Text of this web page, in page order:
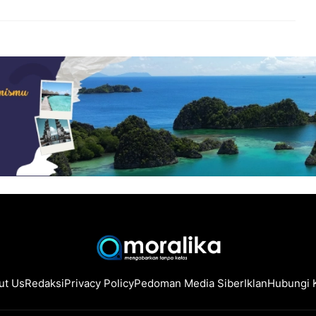
UsRedaksiPrivacy PolicyPedoman Media SiberIklanHubungi